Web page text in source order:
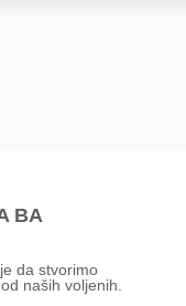
BA
da stvorimo
naših voljenih.